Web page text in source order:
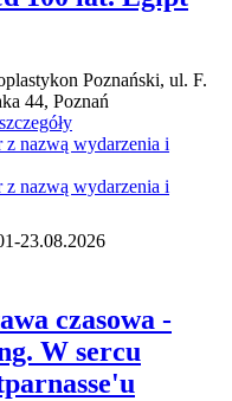
Poznański, ul. F.
44, Poznań
23.08.2026
czasowa -
W sercu